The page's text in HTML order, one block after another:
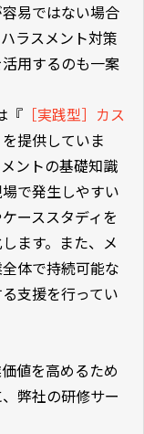
易ではない場合
ラスメント対策
用するのも一案
『 ［実践型］カス
提供していま
ントの基礎知識
で発生しやすい
ーススタディを
ます。また、メ
体で持続可能な
支援を行ってい
値を高めるため
弊社の研修サー